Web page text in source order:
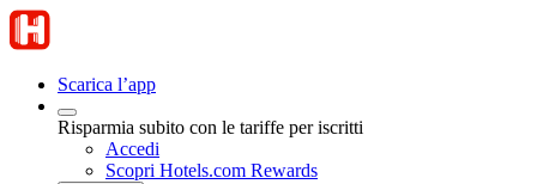
Scarica l’app
Risparmia subito con le tariffe per iscritti
Accedi
Scopri Hotels.com Rewards